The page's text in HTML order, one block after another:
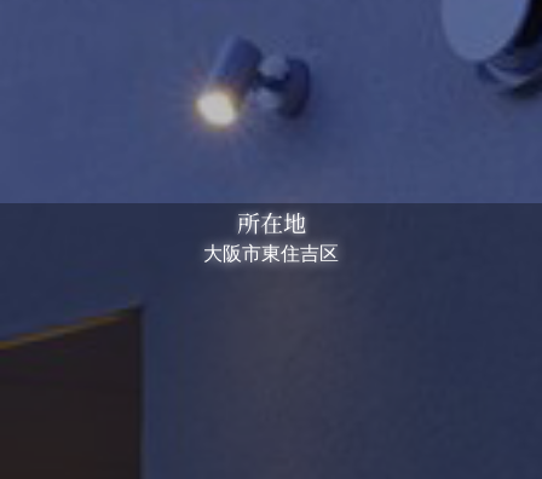
所在地
大阪市東住吉区